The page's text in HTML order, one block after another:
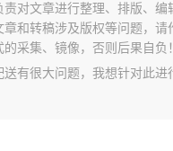
对文章进行整理、排版、编
和转稿涉及版权等问题，请
采集、镜像，否则后果自负！
有很大问题，我想针对此进